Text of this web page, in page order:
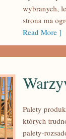
wybranych,
strona ma
Read More ]
Palety
których
palety-